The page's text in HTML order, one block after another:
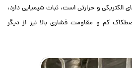
الکتریکی و حرارتی است، ثبات شیمیایی دارد،
کم و مقاومت فشاری بالا نیز از دیگر